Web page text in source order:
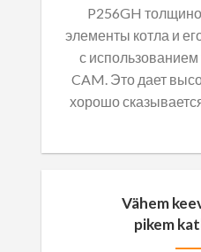
P256GH
элементы котла и
с использованием
CAM. Это дает
хорошо
Vähem
pikem